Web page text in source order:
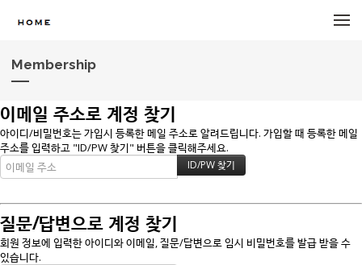
Membership
이메일 주소로 계정 찾기
아이디/비밀번호는 가입시 등록한 메일 주소로 알려드립니다. 가입할 때 등록한 메일
주소를 입력하고 "ID/PW 찾기" 버튼을 클릭해주세요.
질문/답변으로 계정 찾기
회원 정보에 입력한 아이디와 이메일, 질문/답변으로 임시 비밀번호를 발급 받을 수
있습니다.